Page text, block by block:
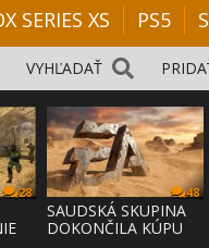
SERIES XS PS5
VYHĽADAŤ
28 48
SAUDSKÁ SKUPINA
DOKONČILA KÚPU